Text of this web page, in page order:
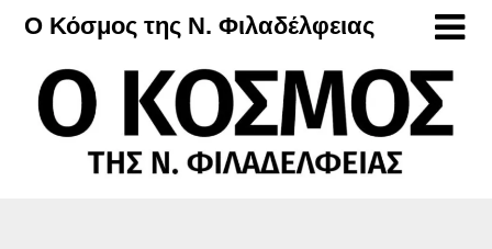
Μετάβαση
περιεχόμενο
Ο Κόσμος της Ν. Φιλαδέλφειας